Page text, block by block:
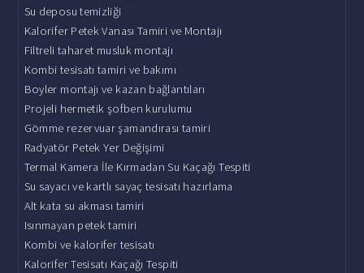
Su deposu temizliği
Kalorifer Petek Vanası Tamiri ve Montajı
Filtreli taharet musluk montajı
Kombi tesisatı tamiri ve bakımı
Boyler montajı ve kazan bağlantıları
Projeli hermetik şofben kurulumu
Gömme rezervuar şamandırası tamiri
Radyatör Petek Yer Değişimi
Termal Kamera İle Kırmadan Su Kaçağı Tespiti
Su sayacı ve kartlı sayaç tesisatı hazırlama
Alt kata su akması tamiri
Isınmayan petek tamiri
Kombi ve kalorifer tesisatı
Kalorifer Tesisatı Kaçağı Tespiti